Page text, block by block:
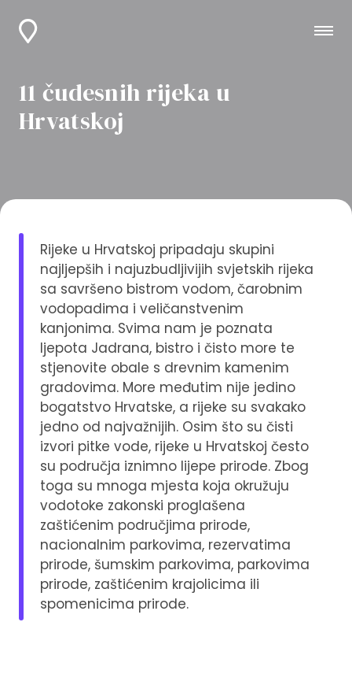
11 čudesnih rijeka u
Hrvatskoj
Rijeke u Hrvatskoj pripadaju skupini
najljepših i najuzbudljivijih svjetskih rijeka
sa savršeno bistrom vodom, čarobnim
vodopadima i veličanstvenim
kanjonima. Svima nam je poznata
ljepota Jadrana, bistro i čisto more te
stjenovite obale s drevnim kamenim
gradovima. More međutim nije jedino
bogatstvo Hrvatske, a rijeke su svakako
jedno od najvažnijih. Osim što su čisti
izvori pitke vode, rijeke u Hrvatskoj često
su područja iznimno lijepe prirode. Zbog
toga su mnoga mjesta koja okružuju
vodotoke zakonski proglašena
zaštićenim područjima prirode,
nacionalnim parkovima, rezervatima
prirode, šumskim parkovima, parkovima
prirode, zaštićenim krajolicima ili
spomenicima prirode.